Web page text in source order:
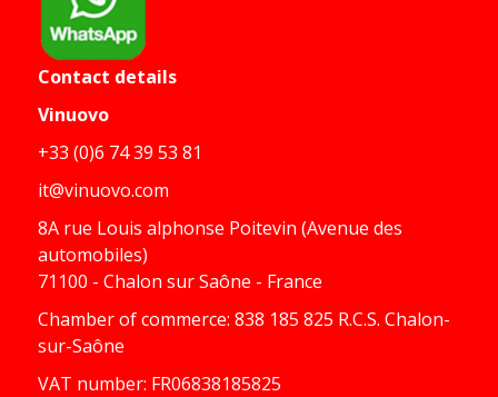
Contact details
Vinuovo
+33 (0)6 74 39 53 81
it@vinuovo.com
8A rue Louis alphonse Poitevin (Avenue des
automobiles)
71100 - Chalon sur Saône - France
Chamber of commerce: 838 185 825 R.C.S. Chalon-
sur-Saône
VAT number: FR06838185825